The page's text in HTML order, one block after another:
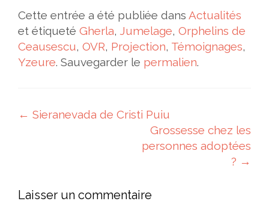
Cette entrée a été publiée dans Actualités
et étiqueté Gherla, Jumelage, Orphelins de
Ceausescu, OVR, Projection, Témoignages,
Yzeure. Sauvegarder le permalien.
Navigation des articles
← Sieranevada de Cristi Puiu
Grossesse chez les
personnes adoptées
? →
Laisser un commentaire